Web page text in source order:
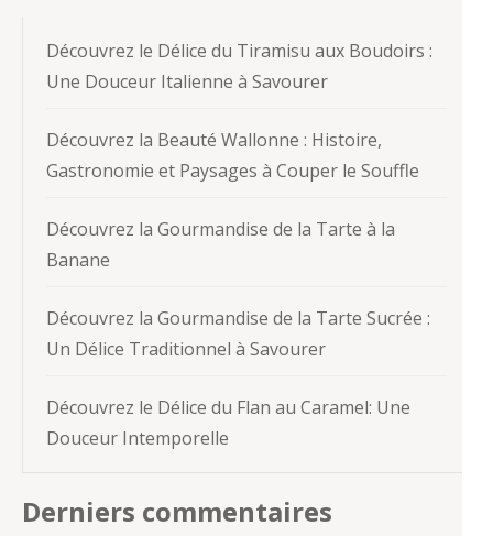
Découvrez le Délice du Tiramisu aux Boudoirs :
Une Douceur Italienne à Savourer
Découvrez la Beauté Wallonne : Histoire,
Gastronomie et Paysages à Couper le Souffle
Découvrez la Gourmandise de la Tarte à la
Banane
Découvrez la Gourmandise de la Tarte Sucrée :
Un Délice Traditionnel à Savourer
Découvrez le Délice du Flan au Caramel: Une
Douceur Intemporelle
Derniers commentaires